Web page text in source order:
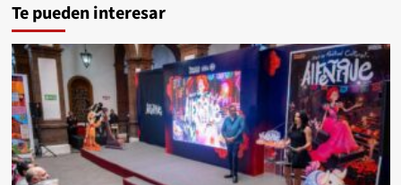
Te pueden interesar